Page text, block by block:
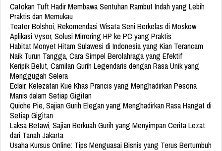
Catokan Tuft Hadir Membawa Sentuhan Rambut Indah yang Lebih
Praktis dan Memukau
Teater Bolshoi, Rekomendasi Wisata Seni Berkelas di Moskow
Aplikasi Vysor, Solusi Mirroring HP ke PC yang Praktis
Habitat Monyet Hitam Sulawesi di Indonesia yang Kian Terancam
Naik Turun Tangga, Cara Simpel Berolahraga yang Efektif
Keripik Belut, Camilan Gurih Legendaris dengan Rasa Unik yang
Menggugah Selera
Eclair, Kelezatan Kue Khas Prancis yang Menghadirkan Pesona
Manis dalam Setiap Gigitan
Quiche Pie, Sajian Gurih Elegan yang Menghadirkan Rasa Hangat di
Setiap Gigitan
Laksa Betawi, Sajian Berkuah Gurih yang Menyimpan Cerita Lezat
dari Tanah Jakarta
Usaha Kursus Online: Tips Menguasai Bisnis yang Terus Bertumbuh